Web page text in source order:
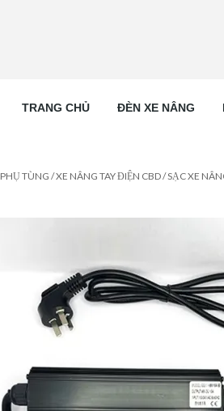
TRANG CHỦ ĐÈN XE NÂNG
PHỤ TÙNG /XE NÂNG TAY ĐIỆN CBD/SẠC XE